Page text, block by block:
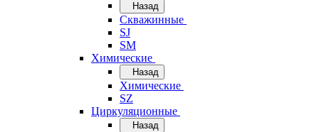
Назад
Скважинные
SJ
SM
Химические
Назад
Химические
SZ
Циркуляционные
Назад